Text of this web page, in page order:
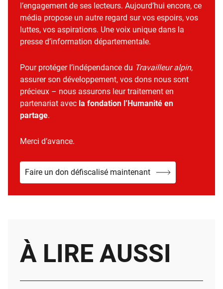
l’engagement de ses lecteurs. Aujourd’hui encore, ce
média propose un autre regard sur vos espoirs, vos
luttes, vos aspirations. Une voix unique dans la
presse d’information départementale.
Pour protéger l’indépendance du Travailleur alpin,
assurer son développement, vos dons nous sont
précieux – nous assurons leur traitement en
partenariat avec la fondation l’Humanité en
partage.
Merci d’avance.
Faire un don défiscalisé maintenant
À LIRE AUSSI